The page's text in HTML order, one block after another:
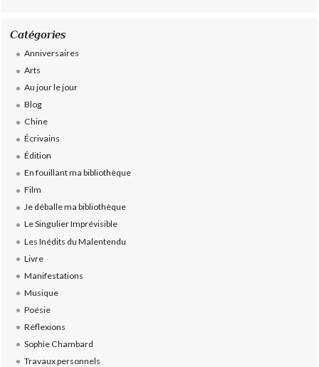
Catégories
Anniversaires
Arts
Au jour le jour
Blog
Chine
Écrivains
Édition
En fouillant ma bibliothèque
Film
Je déballe ma bibliothèque
Le Singulier Imprévisible
Les Inédits du Malentendu
Livre
Manifestations
Musique
Poésie
Réflexions
Sophie Chambard
Travaux personnels